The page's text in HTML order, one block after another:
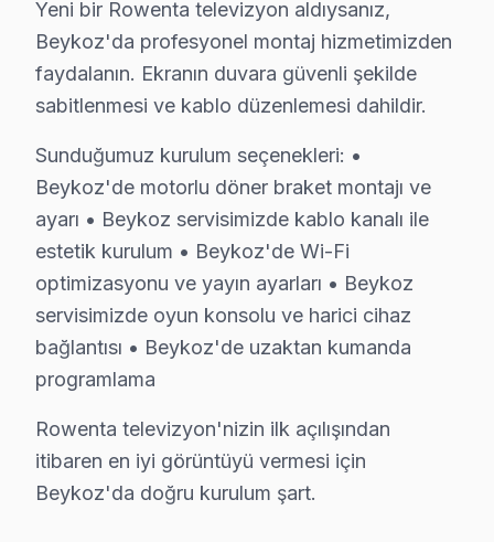
Zerzavatçı'da Rowenta TV Servisi
Zerzavatçı’da, bir müşterim Rowenta
Rowenta Arızaları: Sahadan Gözlemler
Beykoz bölgesinde Rowenta marka televizyonlarda
Anakart tamiri için ise model serisine bağlı olarak
Yerinde bakım ve atölye hizmetleri arasında da
Neden Fabrika Servis?
Fabrika Servis olarak bu bölgede sunduğumuz
Orijinal parça kullanımı, yapılan tamirlerin
Beykoz Rowenta servis - TV Tamiri
Yeni bir Rowenta televizyon aldıysanız,
Beykoz'da profesyonel montaj hizmetimizden
faydalanın. Ekranın duvara güvenli şekilde
sabitlenmesi ve kablo düzenlemesi dahildir.
Sunduğumuz kurulum seçenekleri: •
Beykoz'de motorlu döner braket montajı ve
ayarı • Beykoz servisimizde kablo kanalı ile
estetik kurulum • Beykoz'de Wi-Fi
optimizasyonu ve yayın ayarları • Beykoz
servisimizde oyun konsolu ve harici cihaz
bağlantısı • Beykoz'de uzaktan kumanda
programlama
Rowenta televizyon'nizin ilk açılışından
itibaren en iyi görüntüyü vermesi için
Beykoz'da doğru kurulum şart.